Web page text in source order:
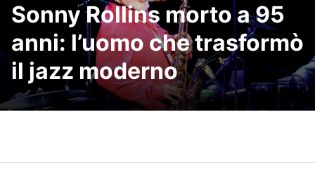
Sonny Rollins morto a 95
anni: l’uomo che trasformò
il jazz moderno